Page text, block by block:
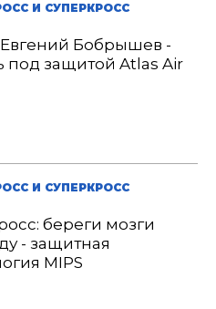
И СУПЕРКРОСС
Евгений Бобрышев -
под защитой Atlas Air
И СУПЕРКРОСС
береги мозги
- защитная
MIPS